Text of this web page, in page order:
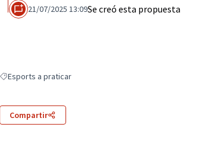
21/07/2025 13:09Se creó esta propuesta
Resultados al filtrar por: Esports a praticar
Esports a praticar
Compartir